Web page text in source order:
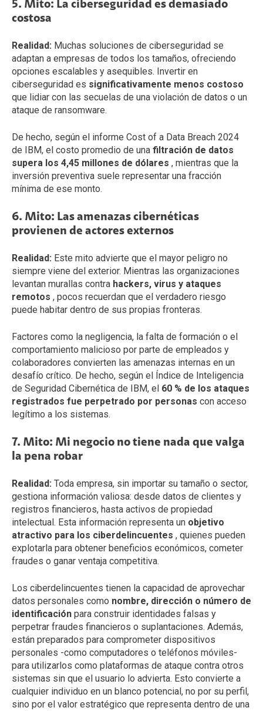
5. Mito: La ciberseguridad es demasiado
costosa
Realidad: Muchas soluciones de ciberseguridad se
adaptan a empresas de todos los tamaños, ofreciendo
opciones escalables y asequibles. Invertir en
ciberseguridad es significativamente menos costoso
que lidiar con las secuelas de una violación de datos o un
ataque de ransomware.
De hecho, según el informe Cost of a Data Breach 2024
de IBM, el costo promedio de una filtración de datos
supera los 4,45 millones de dólares , mientras que la
inversión preventiva suele representar una fracción
mínima de ese monto.
6. Mito: Las amenazas cibernéticas
provienen de actores externos
Realidad: Este mito advierte que el mayor peligro no
siempre viene del exterior. Mientras las organizaciones
levantan murallas contra hackers, virus y ataques
remotos , pocos recuerdan que el verdadero riesgo
puede habitar dentro de sus propias fronteras.
Factores como la negligencia, la falta de formación o el
comportamiento malicioso por parte de empleados y
colaboradores convierten las amenazas internas en un
desafío crítico. De hecho, según el Índice de Inteligencia
de Seguridad Cibernética de IBM, el 60 % de los ataques
registrados fue perpetrado por personas con acceso
legítimo a los sistemas.
7. Mito: Mi negocio no tiene nada que valga
la pena robar
Realidad: Toda empresa, sin importar su tamaño o sector,
gestiona información valiosa: desde datos de clientes y
registros financieros, hasta activos de propiedad
intelectual. Esta información representa un objetivo
atractivo para los ciberdelincuentes , quienes pueden
explotarla para obtener beneficios económicos, cometer
fraudes o ganar ventaja competitiva.
Los ciberdelincuentes tienen la capacidad de aprovechar
datos personales como nombre, dirección o número de
identificación para construir identidades falsas y
perpetrar fraudes financieros o suplantaciones. Además,
están preparados para comprometer dispositivos
personales -como computadores o teléfonos móviles-
para utilizarlos como plataformas de ataque contra otros
sistemas sin que el usuario lo advierta. Esto convierte a
cualquier individuo en un blanco potencial, no por su perfil,
sino por el valor estratégico que representa dentro de una